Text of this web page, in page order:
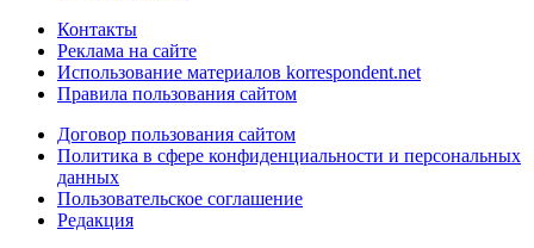
Контакты
Реклама на сайте
Использование материалов korrespondent.net
Правила пользования сайтом
Договор пользования сайтом
Политика в сфере конфиденциальности и персональных
данных
Пользовательское соглашение
Редакция